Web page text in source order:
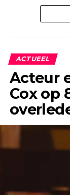
ACTUEEL
Acteur
Cox op